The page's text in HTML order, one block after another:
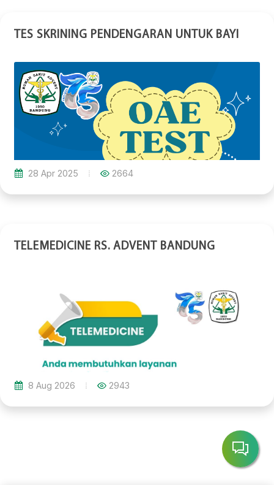
TES SKRINING PENDENGARAN UNTUK BAYI
28 Apr 2025 2664
TELEMEDICINE RS. ADVENT BANDUNG
8 Aug 2026 2943